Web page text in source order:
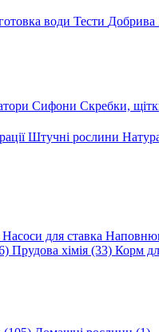
води Тести Добрива
Сифони Скребки,
Штучні рослини
Насоси для ставка
Прудова хімія (33) Корм